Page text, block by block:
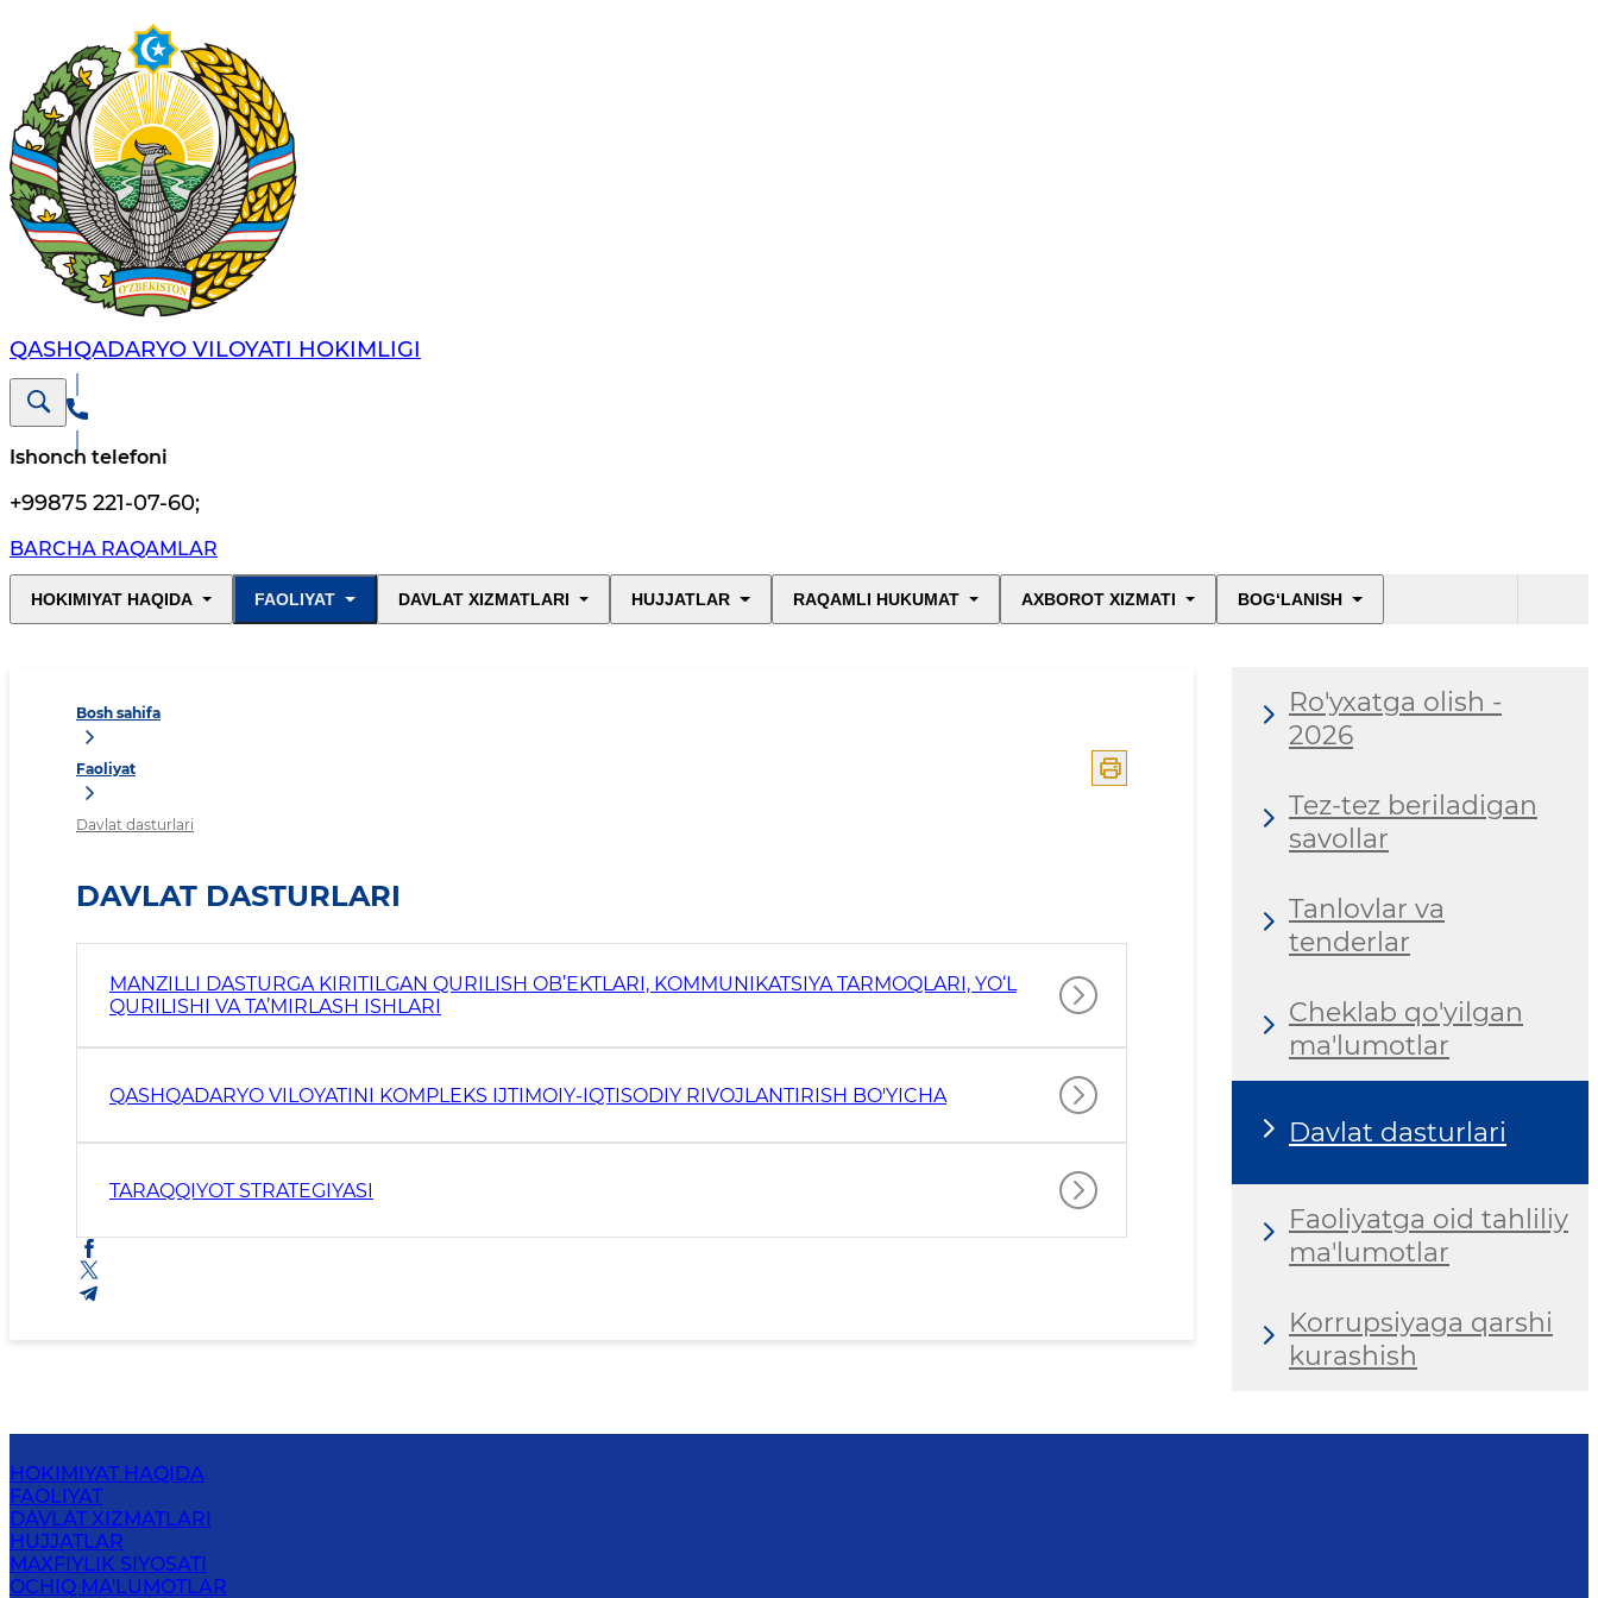
QASHQADARYO VILOYATI HОKIMLIGI
Ishonch telefoni
+99875 221-07-60;
BARCHA RAQAMLAR
HOKIMIYAT HAQIDA FAOLIYAT DAVLAT XIZMATLARI HUJJATLAR RAQAMLI HUKUMAT AXBOROT XIZMATI BOG‘LANISH
Bosh sahifa
Faoliyat
Davlat dasturlari
DAVLAT DASTURLARI
MANZILLI DASTURGA KIRITILGAN QURILISH OB’EKTLARI, KOMMUNIKATSIYA TARMOQLARI, YO‘L
QURILISHI VA TA’MIRLASH ISHLARI
QASHQADARYO VILOYATINI KOMPLEKS IJTIMOIY-IQTISODIY RIVOJLANTIRISH BO'YICHA
TARAQQIYOT STRATEGIYASI
Ro'yxatga olish -
2026
Tez-tez beriladigan
savollar
Tanlovlar va
tenderlar
Cheklab qo'yilgan
ma'lumotlar
Davlat dasturlari
Faoliyatga oid tahliliy
ma'lumotlar
Korrupsiyaga qarshi
kurashish
HOKIMIYAT HAQIDA
FAOLIYAT
DAVLAT XIZMATLARI
HUJJATLAR
MAXFIYLIK SIYOSATI
OCHIQ MA'LUMOTLAR